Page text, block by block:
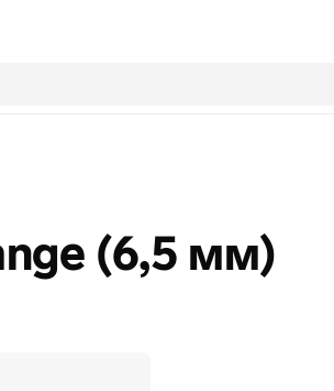
(6,5 мм)